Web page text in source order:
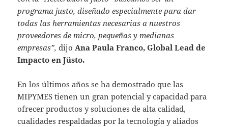
programa justo, diseñado especialmente para dar
todas las herramientas necesarias a nuestros
proveedores de micro, pequeñas y medianas
empresas”, dijo Ana Paula Franco, Global Lead de
Impacto en Jüsto.
En los últimos años se ha demostrado que las
MIPYMES tienen un gran potencial y capacidad para
ofrecer productos y soluciones de alta calidad,
cualidades respaldadas por la tecnología y aliados